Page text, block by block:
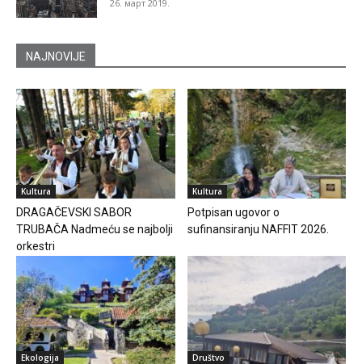
26. март 2019.
NAJNOVIJE
Kultura
DRAGAČEVSKI SABOR
TRUBAČA Nadmeću se najbolji
orkestri
Kultura
Potpisan ugovor o
sufinansiranju NAFFIT 2026.
Ekologija Društvo